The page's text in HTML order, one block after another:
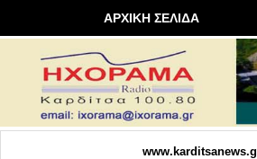
ΑΡΧΙΚΗ ΣΕΛΙΔΑ